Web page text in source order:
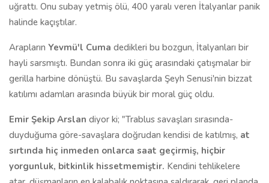
uğrattı. Onu subay yetmiş ölü, 400 yaralı veren İtalyanlar panik
halinde kaçıştılar.
Arapların Yevmü'l Cuma dedikleri bu bozgun, İtalyanları bir
hayli sarsmıştı. Bundan sonra iki güç arasındaki çatışmalar bir
gerilla harbine dönüştü. Bu savaşlarda Şeyh Senusi'nin bizzat
katılımı adamları arasında büyük bir moral güç oldu.
Emir Şekip Arslan diyor ki; "Trablus savaşları sırasında-
duyduğuma göre-savaşlara doğrudan kendisi de katılmış, at
sırtında hiç inmeden onlarca saat geçirmiş, hiçbir
yorgunluk, bitkinlik hissetmemiştir. Kendini tehlikelere